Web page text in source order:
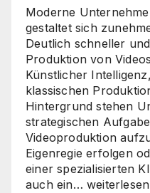
Moderne
gestaltet sich
Deutlich schneller
Produktion von
Künstlicher
klassischen
Hintergrund stehen
strategischen
Videoproduktion
Eigenregie erfolgen
einer spezialisierten
auch ein… KI
weiterlesen